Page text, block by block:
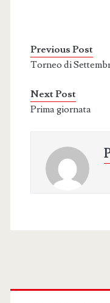
Previous Post
Torneo di
Next Post
Prima giornata
Primary